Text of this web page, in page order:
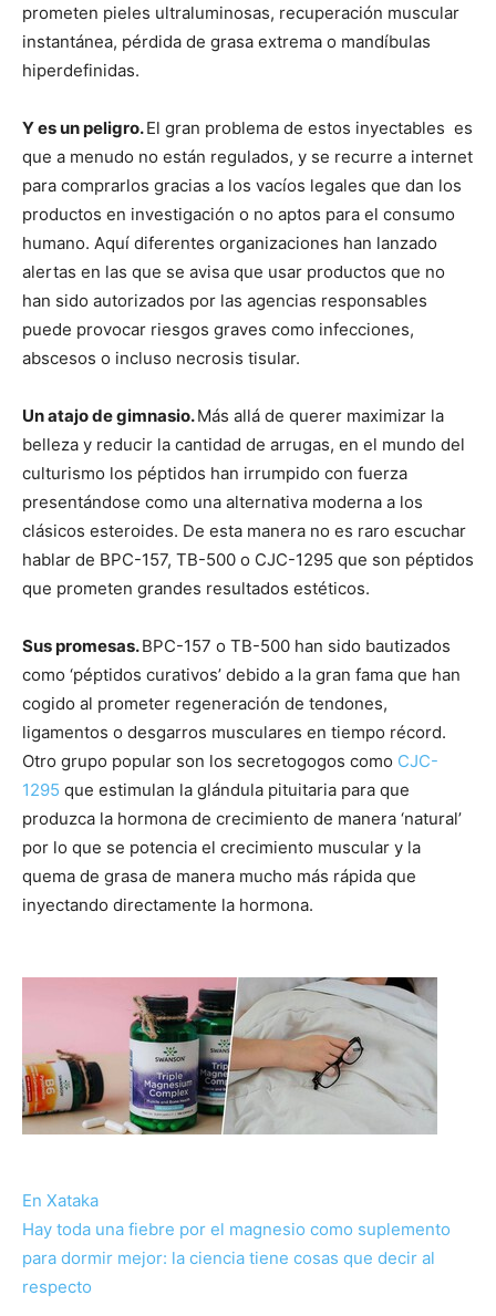
prometen pieles ultraluminosas, recuperación muscular
instantánea, pérdida de grasa extrema o mandíbulas
hiperdefinidas.
Y es un peligro.El gran problema de estos inyectables es
que a menudo no están regulados, y se recurre a internet
para comprarlos gracias a los vacíos legales que dan los
productos en investigación o no aptos para el consumo
humano. Aquí diferentes organizaciones han lanzado
alertas en las que se avisa que usar productos que no
han sido autorizados por las agencias responsables
puede provocar riesgos graves como infecciones,
abscesos o incluso necrosis tisular.
Un atajo de gimnasio.Más allá de querer maximizar la
belleza y reducir la cantidad de arrugas, en el mundo del
culturismo los péptidos han irrumpido con fuerza
presentándose como una alternativa moderna a los
clásicos esteroides. De esta manera no es raro escuchar
hablar de BPC-157, TB-500 o CJC-1295 que son péptidos
que prometen grandes resultados estéticos.
Sus promesas.BPC-157 o TB-500 han sido bautizados
como ‘péptidos curativos’ debido a la gran fama que han
cogido al prometer regeneración de tendones,
ligamentos o desgarros musculares en tiempo récord.
Otro grupo popular son los secretogogos como CJC-
1295 que estimulan la glándula pituitaria para que
produzca la hormona de crecimiento de manera ‘natural’
por lo que se potencia el crecimiento muscular y la
quema de grasa de manera mucho más rápida que
inyectando directamente la hormona.
En Xataka
Hay toda una fiebre por el magnesio como suplemento
para dormir mejor: la ciencia tiene cosas que decir al
respecto